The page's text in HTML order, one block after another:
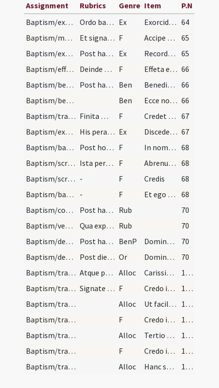
Assignment Rubrics Genre Item
P.N
Baptism/exorcism/1
Ordo baptismi celebrandus quolibet tempore. Oblat… Ex Exorcidio te spiritus immunde hostis humani generis per Deum Patrem omnipotentem qui fecit caelum et terram mare et omnia quae in eis sunt et per Iesum Christum Filium eius et Spiritum Sanctum omnis exercitus diaboli omnis virtus adversarii omnis violenta concussio inimici omne confusum et caecum phantasma eradicare et effugare ab hoc plasmate ut fiat templum Dei vivi per remissionem omnium peccatorum iustificante Domino nostro Iesu Christo et Salvatore qui venturus est iudicare saeculum per ignem. Amen. 64
Baptism/marking/1
Et signan eum in fronte imponit ei nomen in hunc… F Accipe signum sanctae Crucis serva praecepta divina verbo Dei renasceris et spiritali luce firmaris. Ingredere in templum Dei vivi exutus ab errore tenebrarum te evasisse laqueos mortis laetus agnosce. Habitet in sensibus tuis omnipotens Deus qui humana membra composuit et habitaculum divini Spiritus conlocavit. Time ergo iussa caelestia et adventum Unigeniti nostri Salvatoris exspecta qui virginali partu est editus et Sancti Spiritus infusione conceptus cuius luce illuminaris cuius virtute firmaris cuius signo in fronte signaris ut ad baptismi gratiam ipso praesule pervenire merearis. Signo ergo te in nomine Patris et Filii et Spiritus Sancti regnantis in saecula saeculorum. Amen.
65
Baptism/exorcism/2
Post haec dicit ei sacerdos exorcismum contra occ… Ex Recordare Satanas
65
Baptism/effeta/2
Deinde tangit ei sacerdos de oleo benedicto os et… F Effeta effeta cum Spiritu Sancto in odorem suavitatis effeta. Bene omnia fecit et surdos fecit audire et mutos loqui. 66
Baptism/benediction/1
Post haec imponit ei manus et dicit. Ben Benedictus Dominus
66
Baptism/benediction/2
Ben Ecce nos Domine humiles servi 66
Baptism/traditio symboli/3
Finita manus impositione tradit ei Symbolum dicen… F Credet ille in Deum
67
Baptism/exorcism/3
His peractis, veniens sacerdos ad fontem exsuffla… Ex Discede immunde 67
Baptism/baptismal font/4
Post hoc facit sacerdos de oleo benedicto crucem… F In nomine Patris
68
Baptism/scrutiny/5
Ista peracta defertur infans nudus sacerdoti ab e… F Abrenuntias tu famule Dei ille diabolo e angelis eius? Abrenuntio. Operibus eius? Abrenuntio. Imperiis eius? Abrenuntio.
68
Baptism/scrutiny/6 - F Credis
68
Baptism/baptismal font/7
- F Et ego te baptizo
68
Baptism/communion/1
Post haec velantur a sacerdote infantes ipsi qui… Rub
70
Baptism/vestment/2
Qua explicita deponit ei sacerdos albas et post u… Rub
70
Baptism/deposition of vestments/3
Post haec oratio dominica non dicitur, sed tantum… BenP Dominus Iesus Christus qui vos lavit aqua sui lateris
70
Baptism/deposition of vestments
Post diem quoque baptismi tertium adventur ipsi i… Or Domine Iesu Christe ... securi perveniant.
70
Baptism/traditio symboli
Atque post legitur hic sermo cum Symbolo Apostoli… Alloc Carissimi accipite
142
Baptism/traditio symboli
Signate ergo vos et respondite. F Credo in unum
143
Baptism/traditio symboli
Alloc Ut facilius memoriae vestrae
143
Baptism/traditio symboli
F Credo in unum
143
Baptism/traditio symboli
Alloc Tertio quoque textum symboli
143
Baptism/traditio symboli
F Credo in unum
143
Baptism/traditio symboli
Alloc Hanc sanctae fidei 143